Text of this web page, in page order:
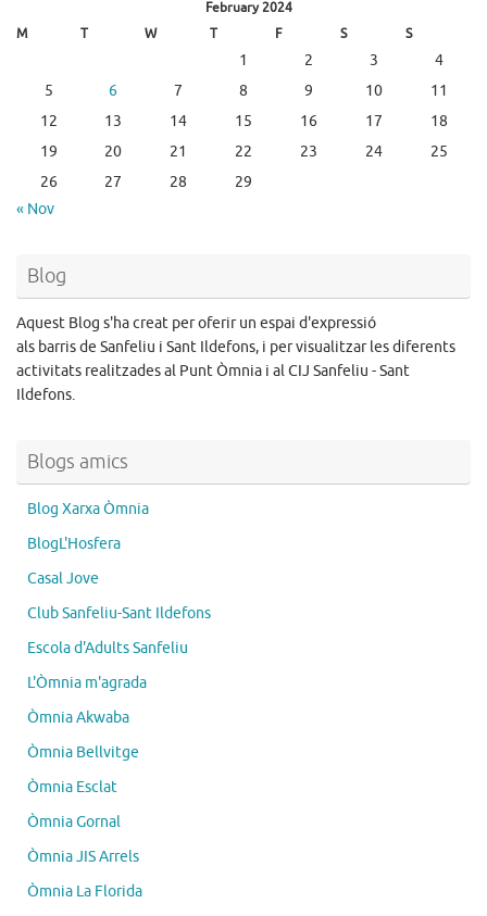
February 2024
M
T W T F S S
1 2 3
4
5
6 7 8 9 10
11
12
13 14 15 16 17
18
19
20 21 22 23 24
25
26
27 28
29
« Nov
Blog
Aquest Blog s'ha creat per oferir un espai d'expressió
als barris de Sanfeliu i Sant Ildefons, i per visualitzar les diferents
activitats realitzades al Punt Òmnia i al CIJ Sanfeliu - Sant
Ildefons.
Blogs amics
Blog Xarxa Òmnia
BlogL'Hosfera
Casal Jove
Club Sanfeliu-Sant Ildefons
Escola d'Adults Sanfeliu
L'Òmnia m'agrada
Òmnia Akwaba
Òmnia Bellvitge
Òmnia Esclat
Òmnia Gornal
Òmnia JIS Arrels
Òmnia La Florida